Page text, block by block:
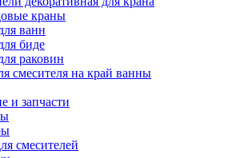
краны
ванн
биде
раковин
смесителя на край ванны
и запчасти
смесителей